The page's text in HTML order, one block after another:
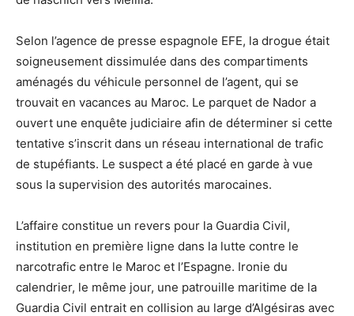
Selon l’agence de presse espagnole EFE, la drogue était
soigneusement dissimulée dans des compartiments
aménagés du véhicule personnel de l’agent, qui se
trouvait en vacances au Maroc. Le parquet de Nador a
ouvert une enquête judiciaire afin de déterminer si cette
tentative s’inscrit dans un réseau international de trafic
de stupéfiants. Le suspect a été placé en garde à vue
sous la supervision des autorités marocaines.
L’affaire constitue un revers pour la Guardia Civil,
institution en première ligne dans la lutte contre le
narcotrafic entre le Maroc et l’Espagne. Ironie du
calendrier, le même jour, une patrouille maritime de la
Guardia Civil entrait en collision au large d’Algésiras avec